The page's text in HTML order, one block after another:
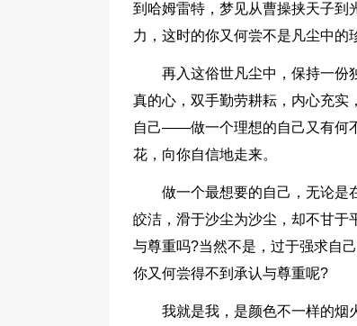
到哈姆雷特，梦见从曹操挟天子
力，这时的你又何尝不是凡尘中的
再入这俗世凡尘中，保持一份
真的心，双手勤劳耕耘，内心充实
自己——做一个理想的自己又有何
花，向你自信地走来。
做一个最想要的自己，无论是
皎洁，滑于沙尘为沙尘，却不甘于
与尊重吗?当然不是，过于强求自
你又何尝得不到承认与尊重呢?
我就是我，是颜色不一样的